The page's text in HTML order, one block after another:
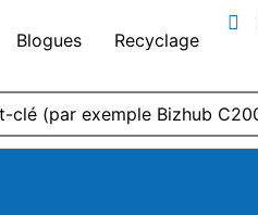
Blogues Recyclage